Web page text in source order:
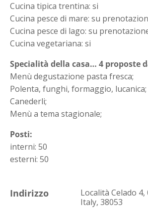
Cucina tipica trentina: si
Cucina pesce di mare: su
Cucina pesce di lago: su
Cucina vegetariana: si
Specialità della casa… 4 proposte
Menù degustazione pasta fresca;
Polenta, funghi, formaggio, lucanica;
Canederli;
Menù a tema stagionale;
Posti:
interni: 50
esterni: 50
Indirizzo
Località Celado
Italy, 38053